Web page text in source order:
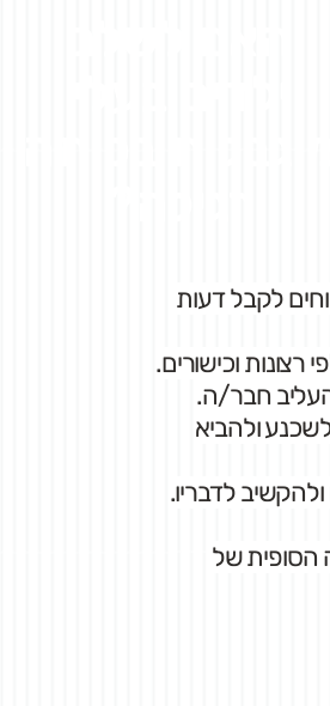
לקבל דעות
וכישורים.
חבר/ה.
ולהביא
לדבריו.
הסופית של